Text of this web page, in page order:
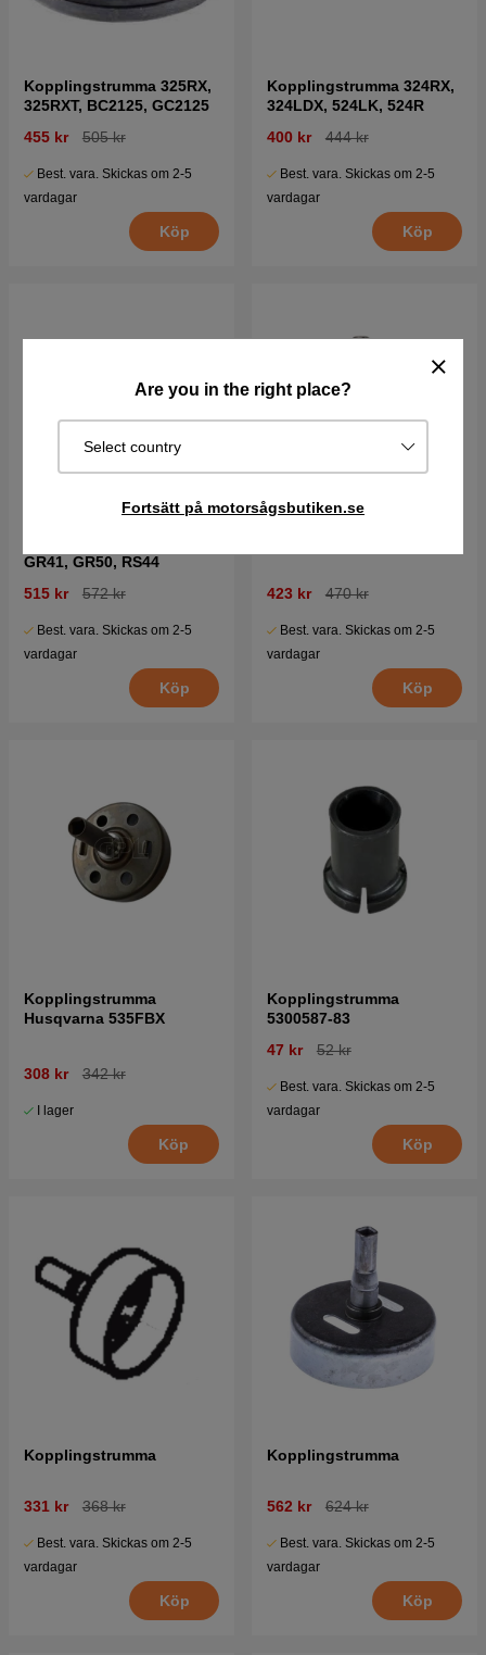
Are you in the right place?
Select country
Fortsätt på motorsågsbutiken.se
Kopplingstrumma 325RX,
325RXT, BC2125, GC2125
455 kr
505 kr
Best. vara. Skickas om 2-5
vardagar
Köp
Kopplingstrumma 324RX,
324LDX, 524LK, 524R
400 kr
444 kr
Best. vara. Skickas om 2-5
vardagar
Köp
GR41, GR50, RS44
515 kr
572 kr
Best. vara. Skickas om 2-5
vardagar
Köp
423 kr 470 kr
Best. vara. Skickas om 2-5
vardagar
Köp
Kopplingstrumma
Husqvarna 535FBX
308 kr 342 kr
I lager
Köp
Kopplingstrumma
5300587-83
47 kr
52 kr
Best. vara. Skickas om 2-5
vardagar
Köp
Kopplingstrumma
331 kr 368 kr
Best. vara. Skickas om 2-5
vardagar
Köp
Kopplingstrumma
562 kr 624 kr
Best. vara. Skickas om 2-5
vardagar
Köp